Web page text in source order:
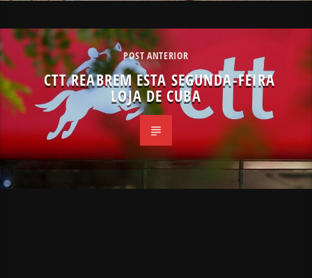
POST ANTERIOR
CTT REABREM ESTA SEGUNDA-FEIRA
LOJA DE CUBA